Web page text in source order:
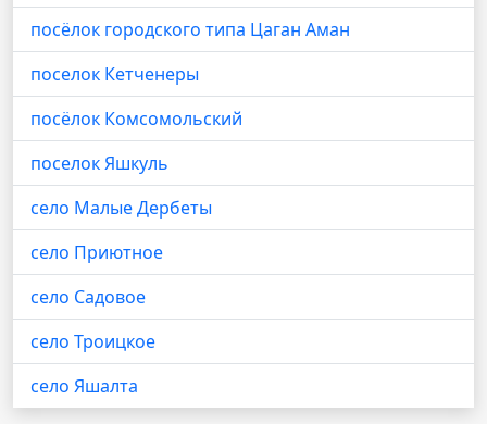
посёлок городского типа Цаган Аман
поселок Кетченеры
посёлок Комсомольский
поселок Яшкуль
село Малые Дербеты
село Приютное
село Садовое
село Троицкое
село Яшалта